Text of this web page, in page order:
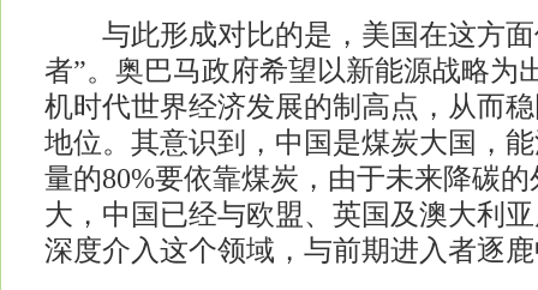
与此形成对比的是，美国在这方面
者”。奥巴马政府希望以新能源战略为
机时代世界经济发展的制高点，从而
地位。其意识到，中国是煤炭大国，
量的80%要依靠煤炭，由于未来降碳
大，中国已经与欧盟、英国及澳大利
深度介入这个领域，与前期进入者逐